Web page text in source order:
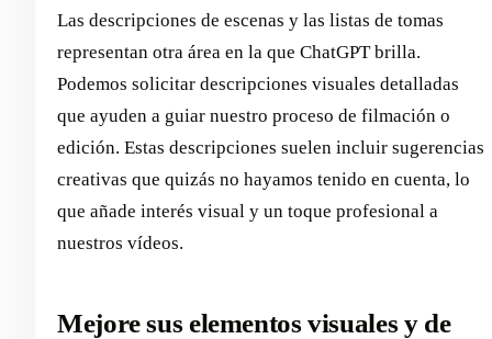
Las descripciones de escenas y las listas de tomas
representan otra área en la que ChatGPT brilla.
Podemos solicitar descripciones visuales detalladas
que ayuden a guiar nuestro proceso de filmación o
edición. Estas descripciones suelen incluir sugerencias
creativas que quizás no hayamos tenido en cuenta, lo
que añade interés visual y un toque profesional a
nuestros vídeos.
Mejore sus elementos visuales y de